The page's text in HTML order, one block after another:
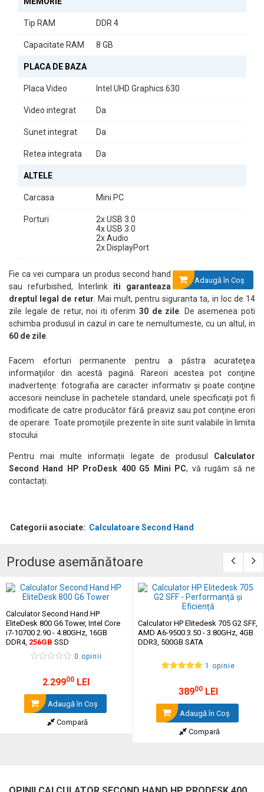
Acest calculator second hand HP ProDesk 400 G5 Mini PC este
performant și compact, perfect adaptat nevoilor moderne.
Tip RAM DDR 4
Capacitate RAM 8 GB
PLACA DE BAZA
Placa Video Intel UHD Graphics 630
Video integrat Da
Sunet integrat Da
Retea integrata Da
ALTELE
Carcasa Mini PC
Porturi
2x USB 3.0
4x USB 3.0
2x Audio
2x DisplayPort
Adaugă în Coş
Fie ca vei cumpara un produs second hand
sau refurbished, Interlink iti garanteaza
dreptul legal de retur . Mai mult, pentru siguranta ta, in loc de 14
zile legale de retur, noi iti oferim30 de zile . De asemenea poti
schimba produsul in cazul in care te nemultumeste, cu un altul, in
60 de zile
Facem eforturi permanente pentru a păstra acurateţea
informaţiilor din acestă pagină. Rareori acestea pot conţine
inadvertenţe: fotografia are caracter informativ şi poate conţine
accesorii neincluse în pachetele standard, unele specificaţii pot fi
modificate de catre producător fără preaviz sau pot conţine erori
de operare. Toate promoţiile prezente în site sunt valabile în limita
stocului
Pentru mai multe informații legate de produsul Calculator
Second Hand HP ProDesk 400 G5 Mini PC, vă rugăm să ne
contactați.
Categorii asociate: Calculatoare Second Hand
Produse asemănătoare
Calculator Second Hand HP
EliteDesk 800 G6 Tower, Intel Core
i7-10700 2.90 - 4.80GHz, 16GB
DDR4, 256GB SSD
0 opinii
2.29900 LEI
Adaugă în Coş
Compară
Calculator HP Elitedesk 705 G2 SFF,
AMD A6-9500 3.50 - 3.80GHz, 4GB
DDR3, 500GB SATA
1 opinie
38900LEI
Adaugă în Coş
Compară